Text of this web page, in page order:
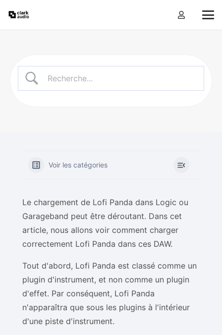
Voir les catégories
Le chargement de Lofi Panda dans Logic ou
Garageband peut être déroutant. Dans cet
article, nous allons voir comment charger
correctement Lofi Panda dans ces DAW.
Tout d'abord, Lofi Panda est classé comme un
plugin d'instrument, et non comme un plugin
d'effet. Par conséquent, Lofi Panda
n'apparaîtra que sous les plugins à l'intérieur
d'une piste d'instrument.